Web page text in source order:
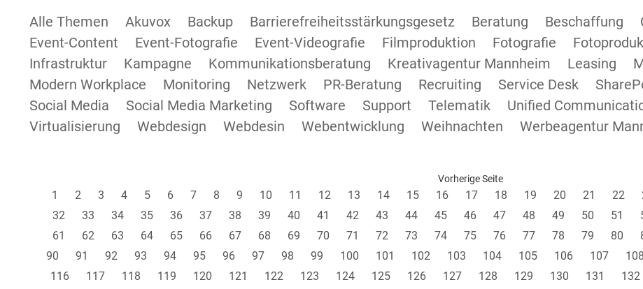
Alle Themen Akuvox Backup Barrierefreiheitsstärkungsgesetz Beratung Beschaffung
Event-Content
Event-Fotografie Event-Videografie Filmproduktion Fotografie
Infrastruktur
Kampagne Kommunikationsberatung Kreativagentur Mannheim Leasing
Modern Workplace
Monitoring Netzwerk PR-Beratung Recruiting Service Desk
Social Media
Social Media Marketing Software Support Telematik Unified
Virtualisierung
Webdesign Webdesin Webentwicklung Weihnachten Werbeagentur
Vorherige Seite
1 2 3 4 5 6 7 8 9 10 11 12 13 14 15 16 17 18 19 20 21 22
32
33 34 35 36 37 38 39 40 41 42 43 44 45 46 47 48 49 50 51
61
62 63 64 65 66 67 68 69 70 71 72 73 74 75 76 77 78 79 80
90
91 92 93 94 95 96 97 98 99 100 101 102 103 104 105 106 107 108
116
117 118 119 120 121 122 123 124 125 126 127 128 129 130 131 132